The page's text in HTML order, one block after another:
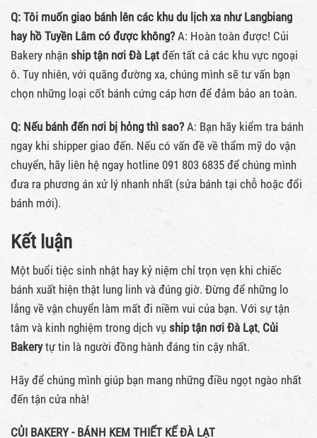
Q: Tôi muốn giao bánh lên các khu du lịch xa như Langbiang
hay hồ Tuyền Lâm có được không?A: Hoàn toàn được! Củi
Bakery nhận ship tận nơi Đà Lạt đến tất cả các khu vực ngoại
ô. Tuy nhiên, với quãng đường xa, chúng mình sẽ tư vấn bạn
chọn những loại cốt bánh cứng cáp hơn để đảm bảo an toàn.
Q: Nếu bánh đến nơi bị hỏng thì sao? A: Bạn hãy kiểm tra bánh
ngay khi shipper giao đến. Nếu có vấn đề về thẩm mỹ do vận
chuyển, hãy liên hệ ngay hotline 091 803 6835 để chúng mình
đưa ra phương án xử lý nhanh nhất (sửa bánh tại chỗ hoặc đổi
bánh mới).
Kết luận
Một buổi tiệc sinh nhật hay kỷ niệm chỉ trọn vẹn khi chiếc
bánh xuất hiện thật lung linh và đúng giờ. Đừng để những lo
lắng về vận chuyển làm mất đi niềm vui của bạn. Với sự tận
tâm và kinh nghiệm trong dịch vụ ship tận nơi Đà Lạt, Củi
Bakerytự tin là người đồng hành đáng tin cậy nhất.
Hãy để chúng mình giúp bạn mang những điều ngọt ngào nhất
đến tận cửa nhà!
CỦI BAKERY - BÁNH KEM THIẾT KẾ ĐÀ LẠT